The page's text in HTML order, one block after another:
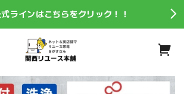
ラインはこちらをクリック！！